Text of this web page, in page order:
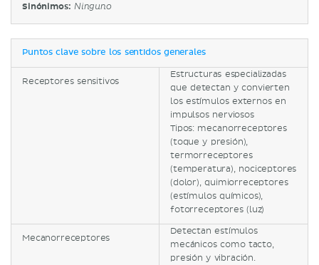
Sinónimos: Ninguno
Puntos clave sobre los sentidos generales
Receptores sensitivos
Estructuras especializadas
que detectan y convierten
los estímulos externos en
impulsos nerviosos
Tipos: mecanorreceptores
(toque y presión),
termorreceptores
(temperatura), nociceptores
(dolor), quimiorreceptores
(estímulos químicos),
fotorreceptores (luz)
Mecanorreceptores
Detectan estímulos
mecánicos como tacto,
presión y vibración.